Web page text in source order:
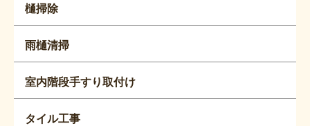
樋掃除
雨樋清掃
室内階段手すり取付け
タイル工事